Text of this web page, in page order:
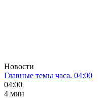
Новости
Главные темы часа. 04:00
04:00
4 мин